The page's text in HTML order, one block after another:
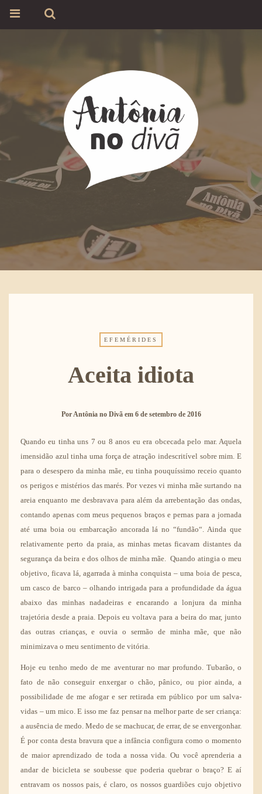
EFEMÉRIDES
Aceita idiota
PorAntônia no Divã em 6 de setembro de 2016
Quando eu tinha uns 7 ou 8 anos eu era obcecada pelo mar. Aquela
imensidão azul tinha uma força de atração indescritível sobre mim. E
para o desespero da minha mãe, eu tinha pouquíssimo receio quanto
os perigos e mistérios das marés. Por vezes vi minha mãe surtando na
areia enquanto me desbravava para além da arrebentação das ondas,
contando apenas com meus pequenos braços e pernas para a jornada
até uma boia ou embarcação ancorada lá no “fundão“. Ainda que
relativamente perto da praia, as minhas metas ficavam distantes da
segurança da beira e dos olhos de minha mãe. Quando atingia o meu
objetivo, ficava lá, agarrada à minha conquista – uma boia de pesca,
um casco de barco – olhando intrigada para a profundidade da água
abaixo das minhas nadadeiras e encarando a lonjura da minha
trajetória desde a praia. Depois eu voltava para a beira do mar, junto
das outras crianças, e ouvia o sermão de minha mãe, que não
minimizava o meu sentimento de vitória.
Hoje eu tenho medo de me aventurar no mar profundo. Tubarão, o
fato de não conseguir enxergar o chão, pânico, ou pior ainda, a
possibilidade de me afogar e ser retirada em público por um salva-
vidas – um mico. E isso me faz pensar na melhor parte de ser criança:
a ausência de medo. Medo de se machucar, de errar, de se envergonhar.
É por conta desta bravura que a infância configura como o momento
de maior aprendizado de toda a nossa vida. Ou você aprenderia a
andar de bicicleta se soubesse que poderia quebrar o braço? E aí
entravam os nossos pais, é claro, os nossos guardiões cujo objetivo